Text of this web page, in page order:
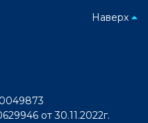
Наверх
от 30.11.2022г.